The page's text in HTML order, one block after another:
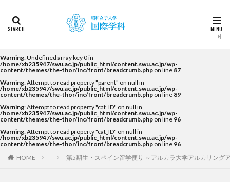
Warning: Undefined array key 0 in
/home/xb235947/swu.ac.jp/public_html/content.swu.ac.jp/wp-
content/themes/the-thor/inc/front/breadcrumb.php on line 87
Warning: Attempt to read property "parent" on null in
/home/xb235947/swu.ac.jp/public_html/content.swu.ac.jp/wp-
content/themes/the-thor/inc/front/breadcrumb.php on line 89
Warning: Attempt to read property "cat_ID" on null in
/home/xb235947/swu.ac.jp/public_html/content.swu.ac.jp/wp-
content/themes/the-thor/inc/front/breadcrumb.php on line 96
Warning: Attempt to read property "cat_ID" on null in
/home/xb235947/swu.ac.jp/public_html/content.swu.ac.jp/wp-
content/themes/the-thor/inc/front/breadcrumb.php on line 96
HOME
第5期生・スペイン留学便り ～アルカラ大学アルカリング
2022 2023 2024 2025 2026
KF
NEWS
STUDENTS OF THE YEAR
Temple University Japan Campus（TUJ）
The British School in Tokyo（BST）
UQ
アルカラ
アルカラ大学
アルカラ大学あるかリングア
インターンシップ